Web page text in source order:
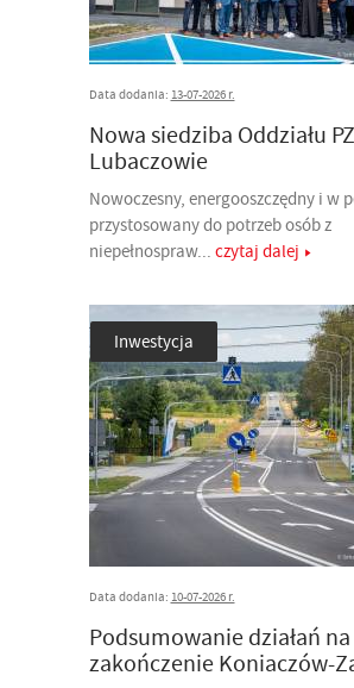
Data dodania: 13-07-2026 r.
Nowa siedziba Oddziału
Lubaczowie
Nowoczesny, energooszczędny i w
przystosowany do potrzeb osób z
niepełnospraw... czytaj dalej
Inwestycja
Data dodania: 10-07-2026 r.
Podsumowanie działań na
zakończenie Koniaczów-